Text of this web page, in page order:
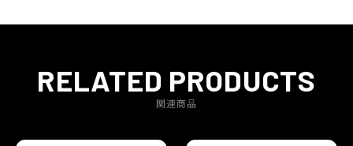
RELATED PRODUCTS
関連商品